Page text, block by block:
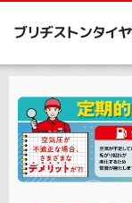
ブリヂストンタイ